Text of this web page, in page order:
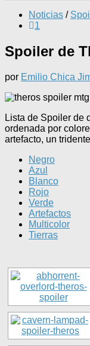
Noticias /
1
Spoiler de
por Emilio Chica
Lista de Spoiler de
ordenada por
artefacto, un
Negro
Azul
Blanco
Rojo
Verde
Artefactos
Multicolor
Tierras